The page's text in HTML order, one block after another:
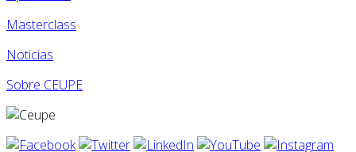
Masterclass
Noticias
Sobre CEUPE